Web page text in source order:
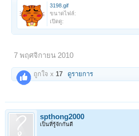
3198.gif
ขนาดไฟล์:
เปิดดู:
7 พฤศจิกายน 2010
ถูกใจ x17 ดูรายการ
spthong2000
เป็นที่รู้จักกันดี